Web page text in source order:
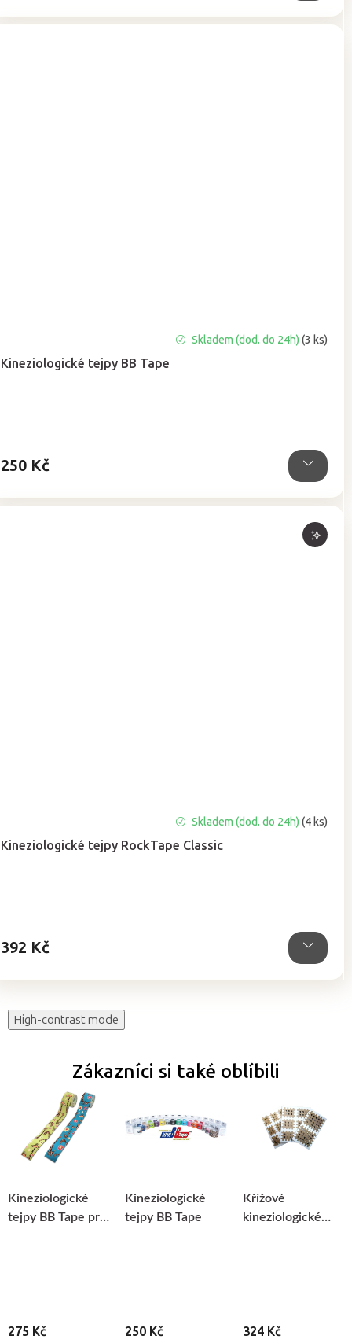
Kineziologické tejpy BB Tape
hodnocení
produktu
Skladem (dod. do 24h)(3 ks)
250 Kč
Kineziologické tejpy RockTape Classic
hodnocení
produktu
Skladem (dod. do 24h)(4 ks)
392 Kč
High-contrast mode
Zákazníci si také oblíbili
Kineziologické
tejpy BB Tape pro
275 Kč
Kineziologické
tejpy BB Tape
250 Kč
Křížové
kineziologické
324 Kč